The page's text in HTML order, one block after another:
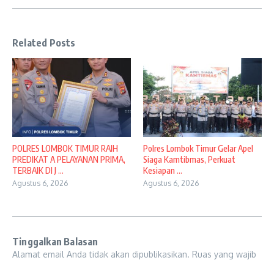
Related Posts
POLRES LOMBOK TIMUR RAIH
PREDIKAT A PELAYANAN PRIMA,
TERBAIK DI J ...
Agustus 6, 2026
Polres Lombok Timur Gelar Apel
Siaga Kamtibmas, Perkuat
Kesiapan ...
Agustus 6, 2026
Tinggalkan Balasan
Alamat email Anda tidak akan dipublikasikan. Ruas yang wajib